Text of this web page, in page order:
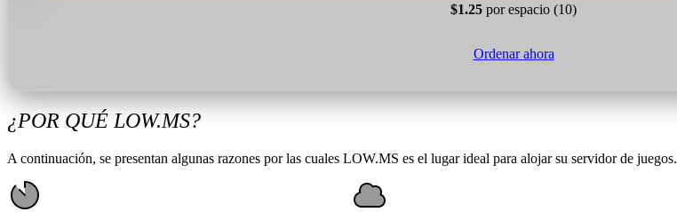
$1.25 por espacio (10)
Ordenar ahora
¿POR QUÉ LOW.MS?
A continuación, se presentan algunas razones por las cuales LOW.MS es el lugar ideal para alojar su servidor de juegos.